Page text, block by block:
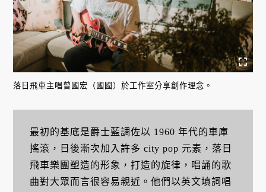
落日飛車主唱曾國宏（國國）於工作室分享創作理念。
最初的基底是爵士藍調佐以 1960 年代的車庫
搖滾，日後漸次加入許多 city pop 元素，落日
飛車樂團塑造的形象，打造的旋律，唱誦的歌
曲對大眾而言很容易親近。他們以英文填詞唱